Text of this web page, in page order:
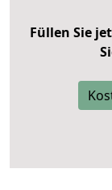
Füllen Sie